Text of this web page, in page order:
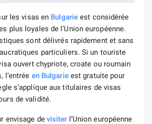
les visas en Bulgarie est considérée
plus loyales de l’Union européenne.
sont délivrés rapidement et sans
particuliers. Si un touriste
ouvert chypriote, croate ou roumain
l’entrée en Bulgarieest gratuite pour
s’applique aux titulaires de visas
de validité.
envisage de visiter l’Union européenne